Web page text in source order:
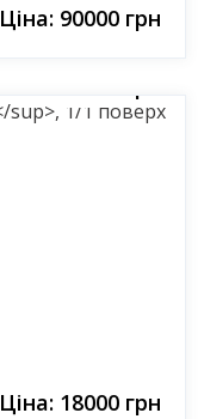
Ціна: 90000 грн
Ціна: 18000 грн